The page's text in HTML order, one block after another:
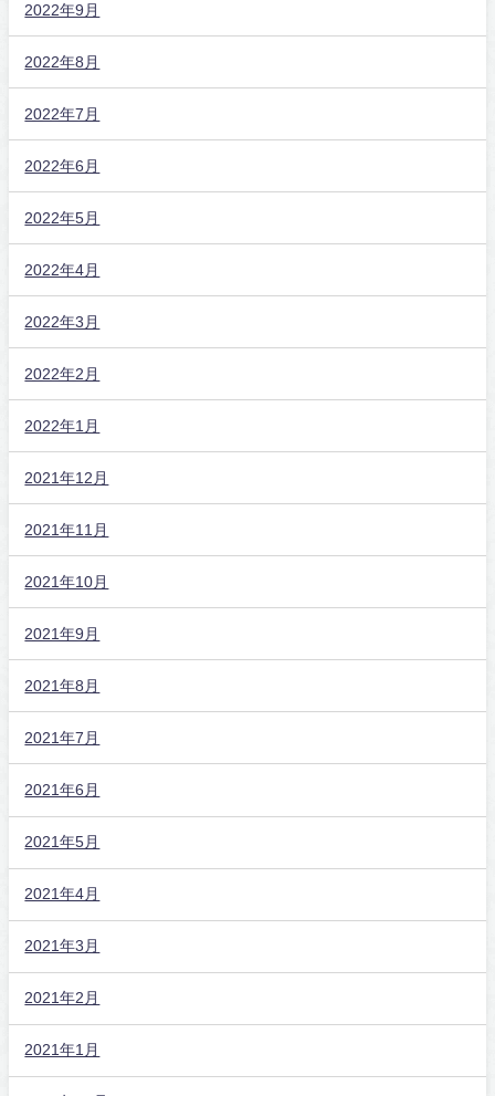
2022年9月
2022年8月
2022年7月
2022年6月
2022年5月
2022年4月
2022年3月
2022年2月
2022年1月
2021年12月
2021年11月
2021年10月
2021年9月
2021年8月
2021年7月
2021年6月
2021年5月
2021年4月
2021年3月
2021年2月
2021年1月